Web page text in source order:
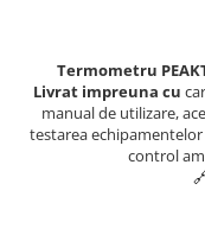
Termometru
Livrat impreuna cu
manual de utilizare,
testarea
control